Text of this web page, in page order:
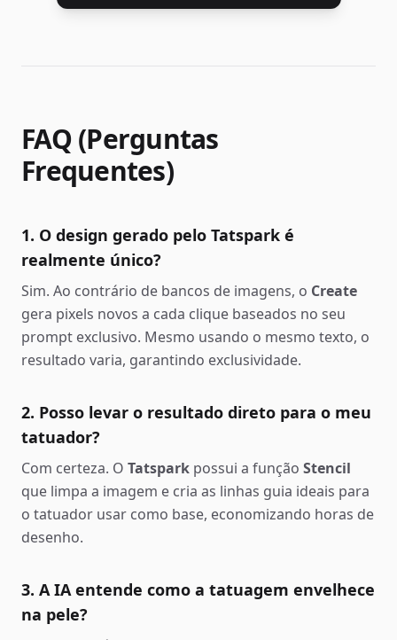
FAQ (Perguntas
Frequentes)
1. O design gerado pelo Tatspark é
realmente único?
Sim. Ao contrário de bancos de imagens, o Create
gera pixels novos a cada clique baseados no seu
prompt exclusivo. Mesmo usando o mesmo texto, o
resultado varia, garantindo exclusividade.
2. Posso levar o resultado direto para o meu
tatuador?
Com certeza. O Tatspark possui a função Stencil
que limpa a imagem e cria as linhas guia ideais para
o tatuador usar como base, economizando horas de
desenho.
3. A IA entende como a tatuagem envelhece
na pele?